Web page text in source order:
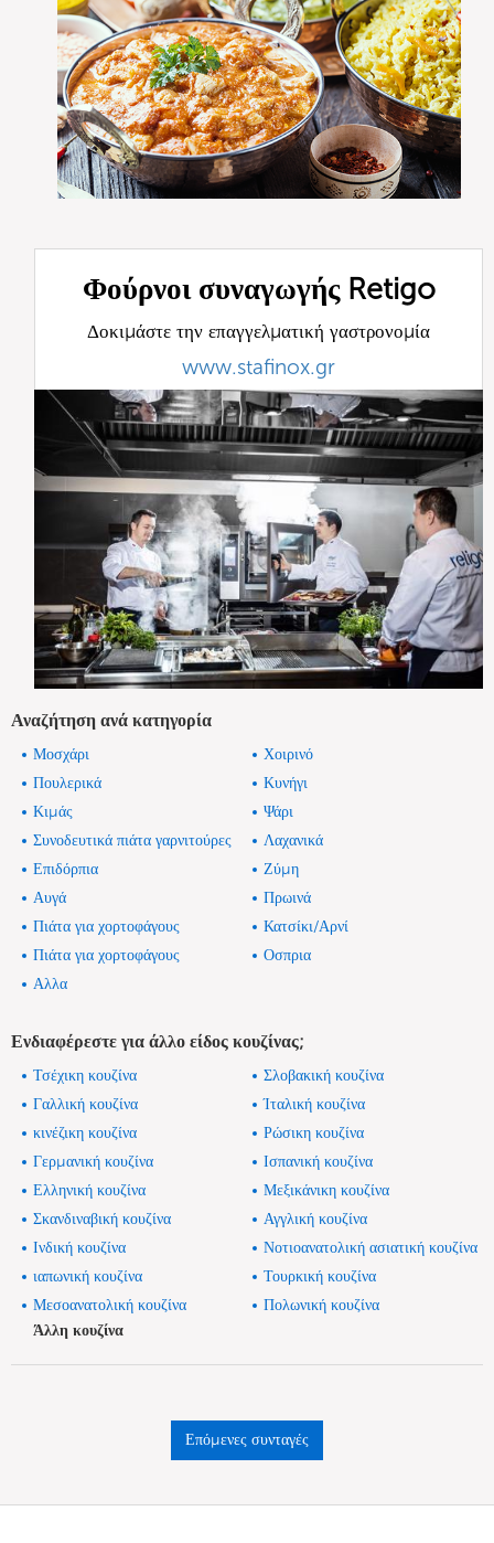
Φούρνοι συναγωγής Retigo
Δοκιμάστε την επαγγελματική γαστρονομία
www.stafinox.gr
Αναζήτηση ανά κατηγορία
Μοσχάρι
Χοιρινό
Πουλερικά
Κυνήγι
Κιμάς
Ψάρι
Συνοδευτικά πιάτα γαρνιτούρες
Λαχανικά
Επιδόρπια
Ζύμη
Αυγά
Πρωινά
Πιάτα για χορτοφάγους
Κατσίκι/Αρνί
Πιάτα για χορτοφάγους
Οσπρια
Αλλα
Ενδιαφέρεστε για άλλο είδος κουζίνας;
Τσέχικη κουζίνα
Σλοβακική κουζίνα
Γαλλική κουζίνα
Ίταλική κουζίνα
κινέζικη κουζίνα
Ρώσικη κουζίνα
Γερμανική κουζίνα
Ισπανική κουζίνα
Ελληνική κουζίνα
Μεξικάνικη κουζίνα
Σκανδιναβική κουζίνα
Αγγλική κουζίνα
Ινδική κουζίνα
Νοτιοανατολική ασιατική κουζίνα
ιαπωνική κουζίνα
Τουρκική κουζίνα
Μεσοανατολική κουζίνα
Πολωνική κουζίνα
Άλλη κουζίνα
Επόμενες συνταγές